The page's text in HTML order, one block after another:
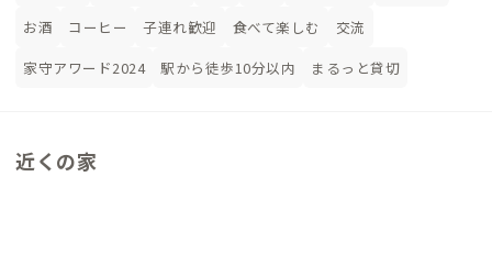
お酒
コーヒー 子連れ歓迎 食べて楽しむ
交流
家守アワード2024
駅から徒歩10分以内 まるっと貸切
近くの家